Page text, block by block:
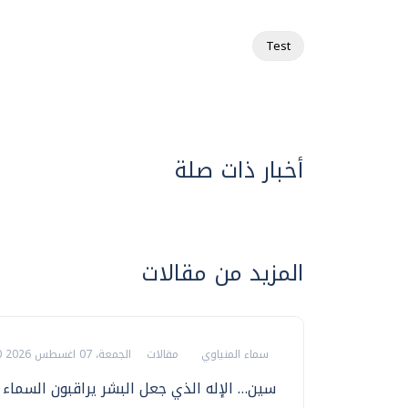
Test
أخبار ذات صلة
المزيد من مقالات
سماء المنياوي مقالات الجمعة، 07 اغسطس 2026 01:00 م
سين… الإله الذي جعل البشر يراقبون السماء